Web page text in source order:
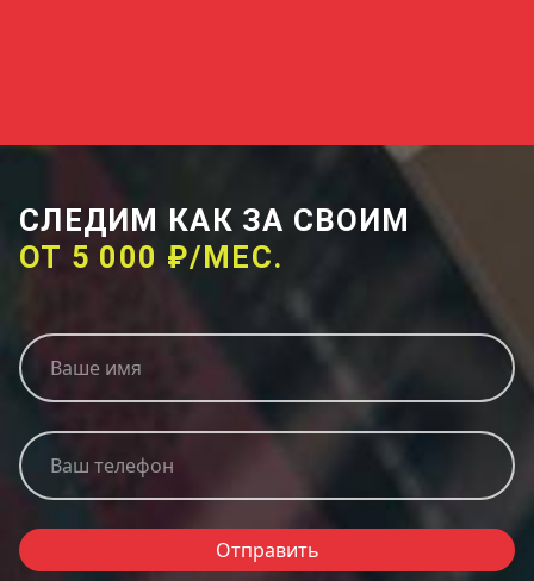
СЛЕДИМ КАК ЗА СВОИМ
ОТ 5 000 ₽/МЕС.
Ваше имя
Ваш телефон
Отправить